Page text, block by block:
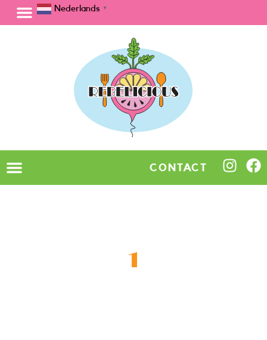
Nederlands ▼
CONTACT
1